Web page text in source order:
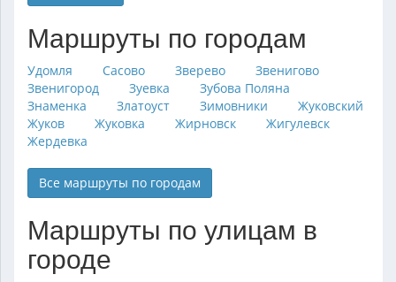
Маршруты по городам
Удомля Сасово Зверево
Звенигово
Звенигород
Зуевка
Зубова Поляна
Знаменка
Златоуст Зимовники
Жуковский
Жуков
Жуковка Жирновск
Жигулевск
Жердевка
Все маршруты по городам
Маршруты по улицам в
городе